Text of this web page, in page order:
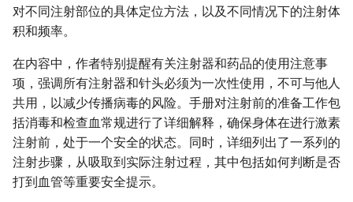
对不同注射部位的具体定位方法，以及不同情况下的注射体
积和频率。
在内容中，作者特别提醒有关注射器和药品的使用注意事
项，强调所有注射器和针头必须为一次性使用，不可与他人
共用，以减少传播病毒的风险。手册对注射前的准备工作包
括消毒和检查血常规进行了详细解释，确保身体在进行激素
注射前，处于一个安全的状态。同时，详细列出了一系列的
注射步骤，从吸取到实际注射过程，其中包括如何判断是否
打到血管等重要安全提示。